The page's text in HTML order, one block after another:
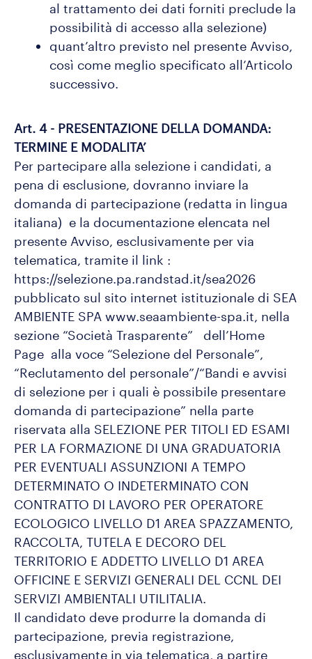
al trattamento dei dati forniti preclude la
possibilità di accesso alla selezione)
quant’altro previsto nel presente Avviso,
così come meglio specificato all’Articolo
successivo.
Art. 4 - PRESENTAZIONE DELLA DOMANDA:
TERMINE E MODALITA’
Per partecipare alla selezione i candidati, a
pena di esclusione, dovranno inviare la
domanda di partecipazione (redatta in lingua
italiana) e la documentazione elencata nel
presente Avviso, esclusivamente per via
telematica, tramite il link :
https://selezione.pa.randstad.it/sea2026
pubblicato sul sito internet istituzionale di SEA
AMBIENTE SPA www.seaambiente-spa.it, nella
sezione “Società Trasparente” dell’Home
Page alla voce “Selezione del Personale”,
“Reclutamento del personale”/“Bandi e avvisi
di selezione per i quali è possibile presentare
domanda di partecipazione” nella parte
riservata alla SELEZIONE PER TITOLI ED ESAMI
PER LA FORMAZIONE DI UNA GRADUATORIA
PER EVENTUALI ASSUNZIONI A TEMPO
DETERMINATO O INDETERMINATO CON
CONTRATTO DI LAVORO PER OPERATORE
ECOLOGICO LIVELLO D1 AREA SPAZZAMENTO,
RACCOLTA, TUTELA E DECORO DEL
TERRITORIO E ADDETTO LIVELLO D1 AREA
OFFICINE E SERVIZI GENERALI DEL CCNL DEI
SERVIZI AMBIENTALI UTILITALIA.
Il candidato deve produrre la domanda di
partecipazione, previa registrazione,
esclusivamente in via telematica, a partire